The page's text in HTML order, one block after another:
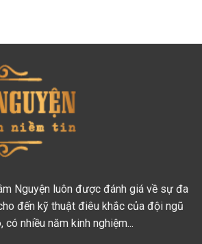
Nguyện luôn được đánh giá về sự đa
đến kỹ thuật điêu khắc của đội ngũ
có nhiều năm kinh nghiệm...